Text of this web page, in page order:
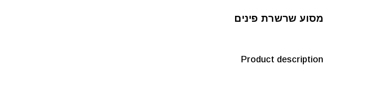
מסוע שרשרת פינים
Product description